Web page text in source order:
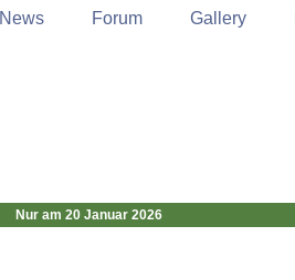
News Forum Gallery
Nur am 20 Januar 2026